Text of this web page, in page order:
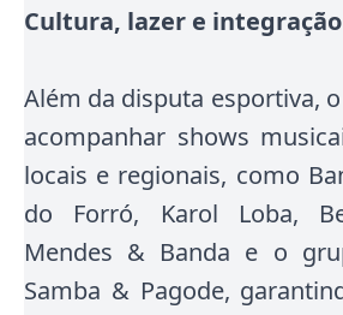
Cultura, lazer e integração
Além da disputa esportiva,
acompanhar shows
locais e regionais, como
do Forró, Karol Loba,
Mendes & Banda e o
Samba & Pagode,